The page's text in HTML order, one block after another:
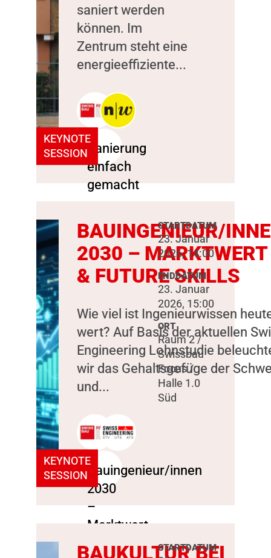
KEYNOTE
SESSION
saniert werden
können. Im
Zentrum steht eine
energieeffiziente...
KEYNOTE
SESSION
BAUINGENIEUR/
2030 – MARKTWERT
& FUTURE SKILLS
Wie viel ist Ingenieurwissen
wert? Auf Basis der aktuellen
Engineering Lohnstudie
wir das Gehaltsgefüge der
und...
STARTDATUM
23. Januar
2026, 14:00
ENDDATUM
23. Januar
2026, 15:00
ORT
Raum 2 /
Swissbau
Focus /
Halle 1.0
Süd
BAUKULTUR BEI
STARTDATUM